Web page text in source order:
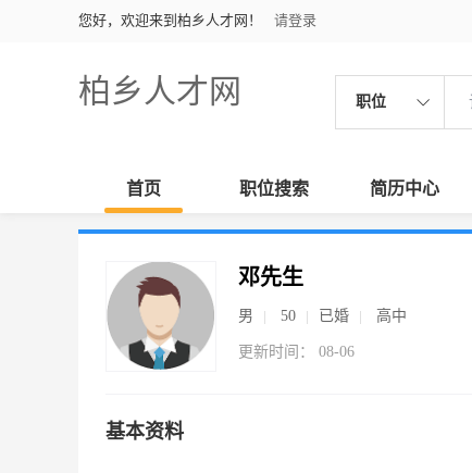
您好，欢迎来到柏乡人才网！ 请登录
柏乡人才网 职位
首页 职位搜索 简历中心
邓先生
男 50 已婚 高中
更新时间： 08-06
基本资料